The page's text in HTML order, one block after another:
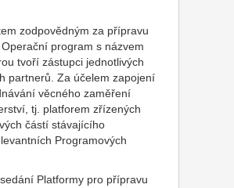
zodpovědným za přípravu
program s názvem
tvoří zástupci jednotlivých
partnerů. Za účelem zapojení
věcného zaměření
tj. platforem zřízených
částí stávajícího
Programových
Platformy pro přípravu